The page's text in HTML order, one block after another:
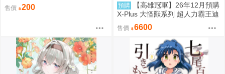
售價 200 預購
【高雄冠軍】26年12月預購
X-Plus 大怪獸系列 超人力霸王迪
卡 超古代鳥美爾巴 免訂金0817
售價 6600